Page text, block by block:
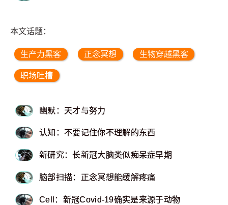
本文话题：
生产力黑客 正念冥想 生物穿越黑客
职场吐槽
幽默：天才与努力
认知：不要记住你不理解的东西
新研究：长新冠大脑类似痴呆症早期
脑部扫描：正念冥想能缓解疼痛
Cell：新冠Covid-19确实是来源于动物